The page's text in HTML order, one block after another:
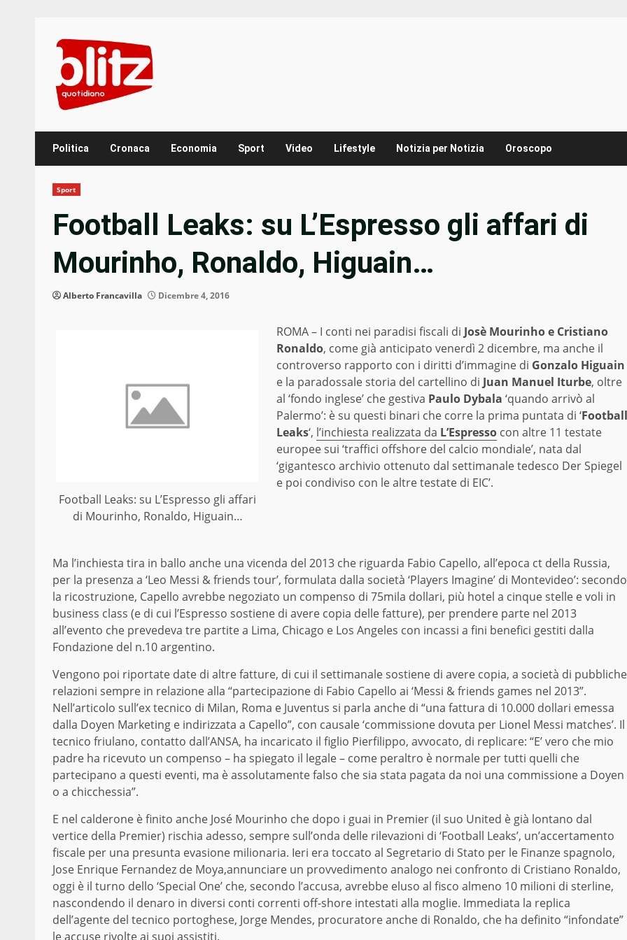
content
Politica Cronaca Economia Sport Video Lifestyle Notizia per Notizia Oroscopo
Sport
Football Leaks: su L’Espresso gli affari di
Mourinho, Ronaldo, Higuain…
Alberto Francavilla Dicembre 4, 2016
Football Leaks: su L’Espresso gli affari
di Mourinho, Ronaldo, Higuain…
ROMA – I conti nei paradisi fiscali di Josè Mourinho e Cristiano
Ronaldo, come già anticipato venerdì 2 dicembre, ma anche il
controverso rapporto con i diritti d’immagine di Gonzalo Higuain
e la paradossale storia del cartellino di Juan Manuel Iturbe, oltre
al ‘fondo inglese’ che gestiva Paulo Dybala ‘quando arrivò al
Palermo’: è su questi binari che corre la prima puntata di ‘Football
Leaks‘, l’inchiesta realizzata da L’Espresso con altre 11 testate
europee sui ‘traffici offshore del calcio mondiale’, nata dal
‘gigantesco archivio ottenuto dal settimanale tedesco Der Spiegel
e poi condiviso con le altre testate di EIC’.
Ma l’inchiesta tira in ballo anche una vicenda del 2013 che riguarda Fabio Capello, all’epoca ct della Russia,
per la presenza a ‘Leo Messi & friends tour’, formulata dalla società ‘Players Imagine’ di Montevideo’: secondo
la ricostruzione, Capello avrebbe negoziato un compenso di 75mila dollari, più hotel a cinque stelle e voli in
business class (e di cui l’Espresso sostiene di avere copia delle fatture), per prendere parte nel 2013
all’evento che prevedeva tre partite a Lima, Chicago e Los Angeles con incassi a fini benefici gestiti dalla
Fondazione del n.10 argentino.
Vengono poi riportate date di altre fatture, di cui il settimanale sostiene di avere copia, a società di pubbliche
relazioni sempre in relazione alla “partecipazione di Fabio Capello ai ‘Messi & friends games nel 2013”.
Nell’articolo sull’ex tecnico di Milan, Roma e Juventus si parla anche di “una fattura di 10.000 dollari emessa
dalla Doyen Marketing e indirizzata a Capello”, con causale ‘commissione dovuta per Lionel Messi matches’. Il
tecnico friulano, contatto dall’ANSA, ha incaricato il figlio Pierfilippo, avvocato, di replicare: “E’ vero che mio
padre ha ricevuto un compenso – ha spiegato il legale – come peraltro è normale per tutti quelli che
partecipano a questi eventi, ma è assolutamente falso che sia stata pagata da noi una commissione a Doyen
o a chicchessia”.
E nel calderone è finito anche José Mourinho che dopo i guai in Premier (il suo United è già lontano dal
vertice della Premier) rischia adesso, sempre sull’onda delle rilevazioni di ‘Football Leaks’, un’accertamento
fiscale per una presunta evasione milionaria. Ieri era toccato al Segretario di Stato per le Finanze spagnolo,
Jose Enrique Fernandez de Moya,annunciare un provvedimento analogo nei confronto di Cristiano Ronaldo,
oggi è il turno dello ‘Special One’ che, secondo l’accusa, avrebbe eluso al fisco almeno 10 milioni di sterline,
nascondendo il denaro in diversi conti correnti off-shore intestati alla moglie. Immediata la replica
dell’agente del tecnico portoghese, Jorge Mendes, procuratore anche di Ronaldo, che ha definito “infondate”
le accuse rivolte ai suoi assistiti.